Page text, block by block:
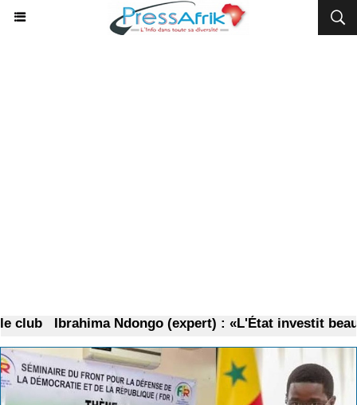
Ibrahima Ndongo (expert) : «L'État investit